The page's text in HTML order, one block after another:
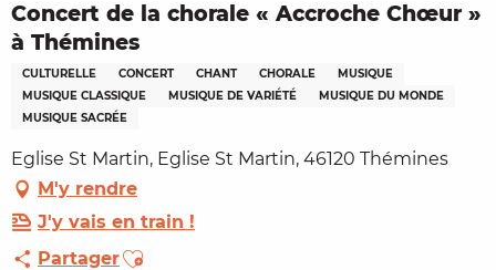
Concert de la chorale « Accroche Chœur »
à Thémines
CULTURELLE CONCERT CHANT CHORALE
MUSIQUE
MUSIQUE CLASSIQUE
MUSIQUE DE VARIÉTÉ
MUSIQUE DU MONDE
MUSIQUE SACRÉE
Eglise St Martin, Eglise St Martin, 46120 Thémines
M'y rendre
J'y vais en train !
PartagerAjouter aux favoris